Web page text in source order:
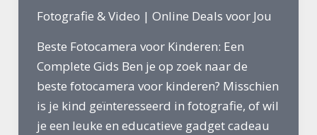
Fotografie & Video | Online Deals voor Jou
Beste Fotocamera voor Kinderen: Een
Complete Gids Ben je op zoek naar de
beste fotocamera voor kinderen? Misschien
is je kind geïnteresseerd in fotografie, of wil
je een leuke en educatieve gadget cadeau